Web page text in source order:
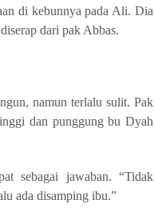
di kebunnya pada Ali. Dia
dari pak Abbas.
namun terlalu sulit. Pak
dan punggung bu Dyah
sebagai jawaban. “Tidak
ada disamping ibu.”